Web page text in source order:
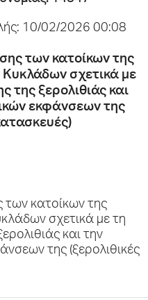
10/02/2026 00:08
των κατοίκων της
σχετικά με
της ξερολιθιάς και
εκφάνσεων της
των κατοίκων της
σχετικά με τη
και την
της (ξερολιθικές